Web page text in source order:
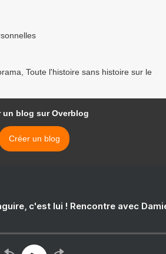
Toute l'histoire sans histoire sur le
un blog sur Overblog
Créer un blog
c'est lui ! Rencontre avec